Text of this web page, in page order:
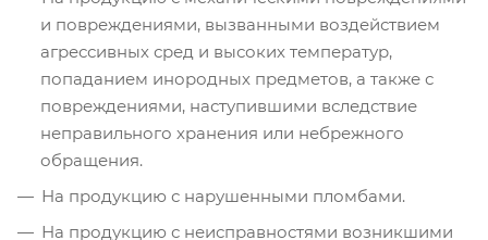
и повреждениями, вызванными воздействием
агрессивных сред и высоких температур,
попаданием инородных предметов, а также с
повреждениями, наступившими вследствие
неправильного хранения или небрежного
обращения.
На продукцию с нарушенными пломбами.
На продукцию с неисправностями возникшими